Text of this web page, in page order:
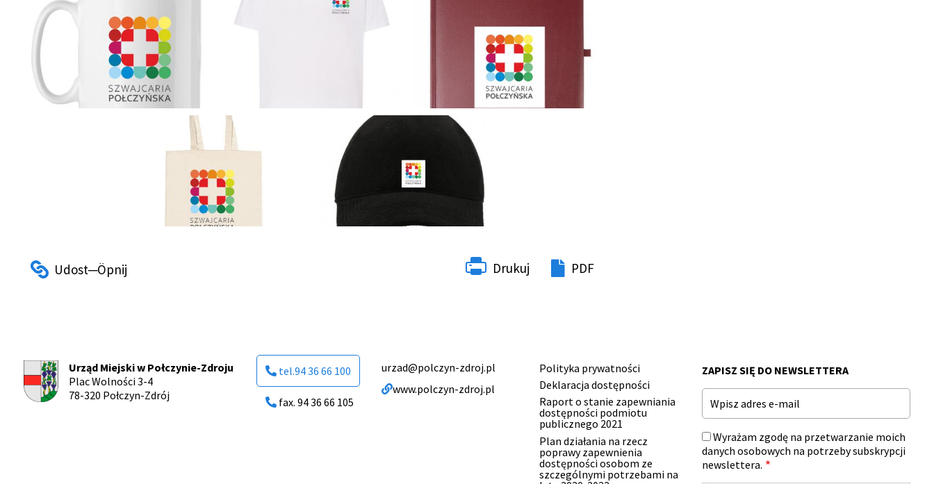
Drukuj PDF
Urząd Miejski w Połczynie-Zdroju
Plac Wolności 3-4
78-320 Połczyn-Zdrój
tel.94 36 66 100
fax. 94 36 66 105
urzad@polczyn-zdroj.pl
www.polczyn-zdroj.pl
Menu
stopki
Polityka prywatności
Deklaracja dostępności
Raport o stanie zapewniania
dostępności podmiotu
publicznego 2021
Plan działania na rzecz
poprawy zapewnienia
dostępności osobom ze
szczególnymi potrzebami na
ZAPISZ SIĘ DO NEWSLETTERA
Email
Wyrażam zgodę na przetwarzanie moich
danych osobowych na potrzeby subskrypcji
newslettera.